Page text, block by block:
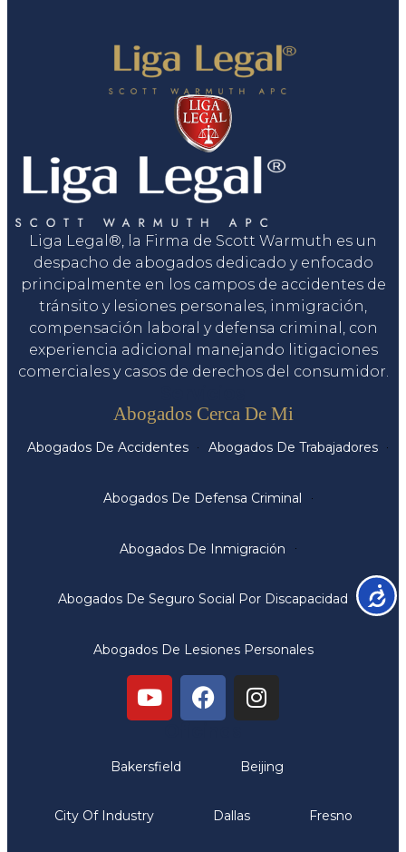
Liga Legal®, la Firma de Scott Warmuth es un
despacho de abogados dedicado y enfocado
principalmente en los campos de accidentes de
tránsito y lesiones personales, inmigración,
compensación laboral y defensa criminal, con
experiencia adicional manejando litigaciones
comerciales y casos de derechos del consumidor.
Abogados Cerca De Mi
Abogados De Accidentes Abogados De Trabajadores
Abogados De Defensa Criminal
Abogados De Inmigración
Abogados De Seguro Social Por Discapacidad
Abogados De Lesiones Personales
Bakersfield Beijing
City Of Industry Dallas Fresno